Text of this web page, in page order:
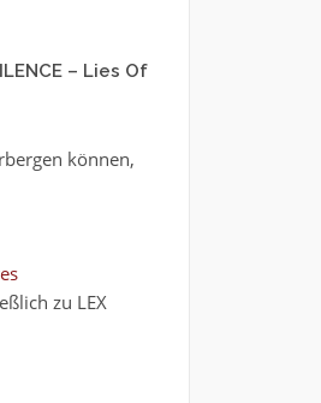
– Lies Of
können,
zu LEX